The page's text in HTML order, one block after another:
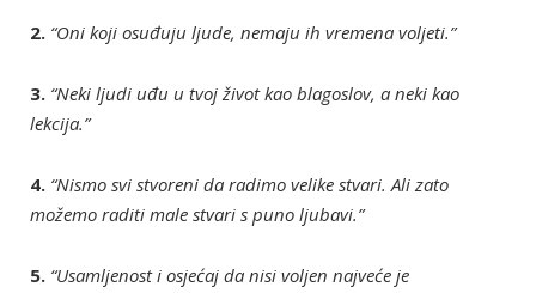
2. “Oni koji osuđuju ljude, nemaju ih vremena voljeti.”
3. “Neki ljudi uđu u tvoj život kao blagoslov, a neki kao
lekcija.”
4. “Nismo svi stvoreni da radimo velike stvari. Ali zato
možemo raditi male stvari s puno ljubavi.”
5. “Usamljenost i osjećaj da nisi voljen najveće je